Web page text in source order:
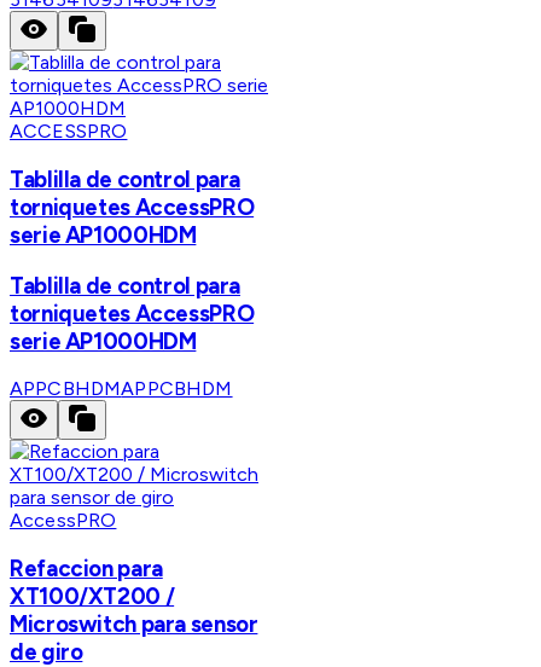
ACCESSPRO
Tablilla de control para
torniquetes AccessPRO
serie AP1000HDM
Tablilla de control para
torniquetes AccessPRO
serie AP1000HDM
APPCBHDMAPPCBHDM
AccessPRO
Refaccion para
XT100/XT200 /
Microswitch para sensor
de giro